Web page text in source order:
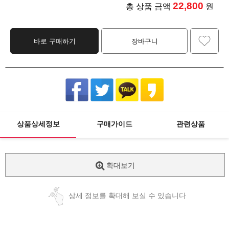
총 상품 금액 22,800 원
바로 구매하기 장바구니
상품상세정보 구매가이드 관련상품
확대보기
상세 정보를 확대해 보실 수 있습니다